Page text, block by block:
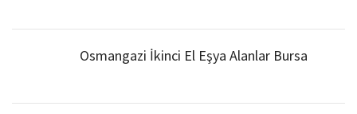
Osmangazi İkinci El Eşya Alanlar Bursa